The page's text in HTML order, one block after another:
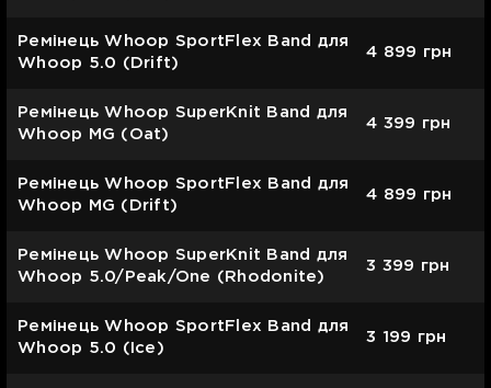
Ремінець Whoop SportFlex Band для
Whoop 5.0 (Drift)
4 899 грн
Ремінець Whoop SuperKnit Band для
Whoop MG (Oat)
4 399 грн
Ремінець Whoop SportFlex Band для
Whoop MG (Drift)
4 899 грн
Ремінець Whoop SuperKnit Band для
Whoop 5.0/Peak/One (Rhodonite)
3 399 грн
Ремінець Whoop SportFlex Band для
Whoop 5.0 (Ice)
3 199 грн